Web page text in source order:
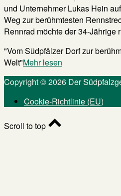
und Unternehmer Lukas Hein
Weg zur berühmtesten
Rennrad möchte der 34-Jährige
"Vom Südpfälzer Dorf zur
Welt"Mehr lesen
Copyright © 2026 Der
Cookie-Richtlinie (EU)
Scroll to top